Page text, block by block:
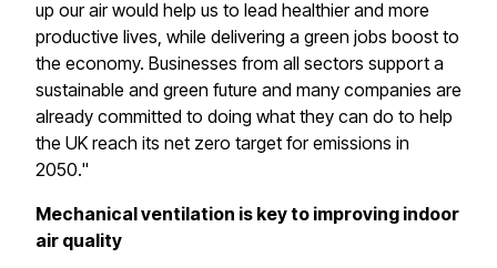
up our air would help us to lead healthier and more
productive lives, while delivering a green jobs boost to
the economy. Businesses from all sectors support a
sustainable and green future and many companies are
already committed to doing what they can do to help
the UK reach its net zero target for emissions in
2050."​​​​‌ ‍ ​‍​‍‌‍ ‌ ​‍‌‍‍‌‌‍‌ ‌‍‍‌‌‍ ‍​‍​‍​ ‍‍​‍​‍‌ ​ ‌‍​‌‌‍ ‍‌‍‍‌‌ ‌​‌ ‍‌​‍ ‍‌‍‍‌‌‍ ​‍​‍​‍ ​​‍​‍‌‍‍​‌ ​‍‌‍‌‌‌‍‌‍​‍​‍​ ‍‍​‍​‍​‍ ‌‍​‌‌‍‌​‌‍ ‌‌‍‍‌‌‍ ‍​‍ ‌‍‍‌‌‍ ‍‌ ‌​‌‍‌‌‌‍ ‍‌ ‌​​‍ ‌‍‌‌‌‍‌​‌‍‍‌‌ ‌​​‍ ‌‍ ‌‌‍ ‌‍‌​‌‍‌‌​ ‌‌ ​​‌ ​‍‌‍‌‌‌ ​ ‌‍‌‌‌‍ ‍‌ ‌​‌‍​‌‌ ‌​‌‍‍‌‌‍ ‌‍ ‍​ ‍ ‌‍‍‌‌‍‌​​ ‌​ ‌‍​ ‌​​ ‍‌‌‍​‌‌‍​ ​ ‌ ​ ‍​​ ​ ​‍ ‌‌‍​ ​ ​​​ ‌‌​ ‌​​‍ ‌​ ‌​‌‍‌​​ ‍​​ ‍‌​‍ ‌​ ‍‌​ ‌‌‌‍​‌​ ​​​‍ ‌​ ‌‌‌‍‌‌​ ​‍​ ‌​​ ‍‌​ ​‌​ ‌ ‌‍‌‍​ ‌​​ ‍​​ ‍‌​ ‌‌​ ‍ ‌ ‌​‌ ‍‌‌ ​​‌‍‌‌​ ‌‌ ​​‌‍ ‌ ​ ‌ ‌​​ ‍ ‌ ​​‌‍​‌‌ ‌​‌‍‍​​ ‌‌‍​ ‌‍ ‌‍ ‍‌ ‌​‌‍‌‌‌‍ ‍‌ ‌​​‍‌‌​ ‌‌‌​​‍‌‌ ‌‍‍ ‌‍‌‌‌ ‍‌​‍‌‌​ ​ ‌​‌​​‍‌‌​ ​ ‌​‌​​‍‌‌​ ​‍​ ​‍​ ‌​‌‍​ ‌‍​‌​ ​​‌‍‌‌‌‍​‍‌‍‌‍​ ‍‌‌‍​‌‌‍‌‌​ ‌‍​ ​ ​‍‌‌​ ​‍​ ​‍​‍‌‌​ ‌‌‌​‌​​‍ ‍‌‍​ ‌‍‍​‌‍‍‌‌‍ ​‌‍‌​‌ ​‍‌‍‌‌‌‍ ‍​‍‌‌​ ‌‌‌​​‍‌‌ ‌‍‍ ‌‍‌‌‌ ‍‌​‍‌‌​ ​ ‌​‌​​‍‌‌​ ​ ‌​‌​​‍‌‌​ ​‍​ ​‍​ ‍‌​ ‌​‌‍​ ‌‍​‍​ ​​​ ‍​​ ‌​​ ‌​‌‍‌​​ ‌‌​ ‌ ‌‍​ ​‍‌‌​ ​‍​ ​‍​‍‌‌​ ‌‌‌​‌​​‍ ‍‌ ‌​‌‍‌‌‌ ‍​‌ ‌​​ ‌‍​‍‌‍​‌‌ ​ ‌‍‌‌‌‌‌‌‌ ​‍‌‍ ​​ ‌​‍‌‌​ ​‍‌​‌‍‌‍​‌‌‍‌​‌‍ ‌‌‍‍‌‌‍ ‍​‍‌‍‌‍‍‌‌‍‌​​ ‌​ ‌‍​ ‌​​ ‍‌‌‍​‌‌‍​ ​ ‌ ​ ‍​​ ​ ​‍ ‌‌‍​ ​ ​​​ ‌‌​ ‌​​‍ ‌​ ‌​‌‍‌​​ ‍​​ ‍‌​‍ ‌​ ‍‌​ ‌‌‌‍​‌​ ​​​‍ ‌​ ‌‌‌‍‌‌​ ​‍​ ‌​​ ‍‌​ ​‌​ ‌ ‌‍‌‍​ ‌​​ ‍​​ ‍‌​ ‌‌​‍‌‍‌ ‌​‌ ‍‌‌ ​​‌‍‌‌​ ‌‌ ​​‌‍ ‌ ​ ‌ ‌​​‍‌‍‌ ​​‌‍​‌‌ ‌​‌‍‍​​ ‌‌‍​ ‌‍ ‌‍ ‍‌ ‌​‌‍‌‌‌‍ ‍‌ ‌​​‍‌‌​ ‌‌‌​​‍‌‌ ‌‍‍ ‌‍‌‌‌ ‍‌​‍‌‌​ ​ ‌​‌​​‍‌‌​ ​ ‌​‌​​‍‌‌​ ​‍​ ​‍​ ‌​‌‍​ ‌‍​‌​ ​​‌‍‌‌‌‍​‍‌‍‌‍​ ‍‌‌‍​‌‌‍‌‌​ ‌‍​ ​ ​‍‌‌​ ​‍​ ​‍​‍‌‌​ ‌‌‌​‌​​‍ ‍‌‍​ ‌‍‍​‌‍‍‌‌‍ ​‌‍‌​‌ ​‍‌‍‌‌‌‍ ‍​‍‌‌​ ‌‌‌​​‍‌‌ ‌‍‍ ‌‍‌‌‌ ‍‌​‍‌‌​ ​ ‌​‌​​‍‌‌​ ​ ‌​‌​​‍‌‌​ ​‍​ ​‍​ ‍‌​ ‌​‌‍​ ‌‍​‍​ ​​​ ‍​​ ‌​​ ‌​‌‍‌​​ ‌‌​ ‌ ‌‍​ ​‍‌‌​ ​‍​ ​‍​‍‌‌​ ‌‌‌​‌​​‍ ‍‌ ‌​‌‍‌‌‌ ‍​‌ ‌​​‍​‍‌ ‌
Mechanical ventilation is key to improving indoor
air quality​​​​‌ ‍ ​‍​‍‌‍ ‌ ​‍‌‍‍‌‌‍‌ ‌‍‍‌‌‍ ‍​‍​‍​ ‍‍​‍​‍‌ ​ ‌‍​‌‌‍ ‍‌‍‍‌‌ ‌​‌ ‍‌​‍ ‍‌‍‍‌‌‍ ​‍​‍​‍ ​​‍​‍‌‍‍​‌ ​‍‌‍‌‌‌‍‌‍​‍​‍​ ‍‍​‍​‍​‍ ‌‍​‌‌‍‌​‌‍ ‌‌‍‍‌‌‍ ‍​‍ ‌‍‍‌‌‍ ‍‌ ‌​‌‍‌‌‌‍ ‍‌ ‌​​‍ ‌‍‌‌‌‍‌​‌‍‍‌‌ ‌​​‍ ‌‍ ‌‌‍ ‌‍‌​‌‍‌‌​ ‌‌ ​​‌ ​‍‌‍‌‌‌ ​ ‌‍‌‌‌‍ ‍‌ ‌​‌‍​‌‌ ‌​‌‍‍‌‌‍ ‌‍ ‍​ ‍ ‌‍‍‌‌‍‌​​ ‌​ ‌‍​ ‌​​ ‍‌‌‍​‌‌‍​ ​ ‌ ​ ‍​​ ​ ​‍ ‌‌‍​ ​ ​​​ ‌‌​ ‌​​‍ ‌​ ‌​‌‍‌​​ ‍​​ ‍‌​‍ ‌​ ‍‌​ ‌‌‌‍​‌​ ​​​‍ ‌​ ‌‌‌‍‌‌​ ​‍​ ‌​​ ‍‌​ ​‌​ ‌ ‌‍‌‍​ ‌​​ ‍​​ ‍‌​ ‌‌​ ‍ ‌ ‌​‌ ‍‌‌ ​​‌‍‌‌​ ‌‌ ​​‌‍ ‌ ​ ‌ ‌​​ ‍ ‌ ​​‌‍​‌‌ ‌​‌‍‍​​ ‌‌‍​ ‌‍ ‌‍ ‍‌ ‌​‌‍‌‌‌‍ ‍‌ ‌​​‍‌‌​ ‌‌‌​​‍‌‌ ‌‍‍ ‌‍‌‌‌ ‍‌​‍‌‌​ ​ ‌​‌​​‍‌‌​ ​ ‌​‌​​‍‌‌​ ​‍​ ​‍​ ‍‌​ ‌‌​ ​‍​ ​‌​ ​ ​ ​ ​ ‌​​ ​ ​ ‌​‌‍​‌‌‍​‌​ ​ ​‍‌‌​ ​‍​ ​‍​‍‌‌​ ‌‌‌​‌​​‍ ‍‌‍​ ‌‍‍​‌‍‍‌‌‍ ​‌‍‌​‌ ​‍‌‍‌‌‌‍ ‍​‍‌‌​ ‌‌‌​​‍‌‌ ‌‍‍ ‌‍‌‌‌ ‍‌​‍‌‌​ ​ ‌​‌​​‍‌‌​ ​ ‌​‌​​‍‌‌​ ​‍​ ​‍‌‍​ ​ ‌‌​ ‌‍‌‍‌‌​ ​​​ ‌​​ ‌ ​ ​‍​ ​‍‌‍​ ​ ​‌​ ​ ​‍‌‌​ ​‍​ ​‍​‍‌‌​ ‌‌‌​‌​​‍ ‍‌ ‌​‌‍‌‌‌ ‍​‌ ‌​​ ‌‍​‍‌‍​‌‌ ​ ‌‍‌‌‌‌‌‌‌ ​‍‌‍ ​​ ‌​‍‌‌​ ​‍‌​‌‍‌‍​‌‌‍‌​‌‍ ‌‌‍‍‌‌‍ ‍​‍‌‍‌‍‍‌‌‍‌​​ ‌​ ‌‍​ ‌​​ ‍‌‌‍​‌‌‍​ ​ ‌ ​ ‍​​ ​ ​‍ ‌‌‍​ ​ ​​​ ‌‌​ ‌​​‍ ‌​ ‌​‌‍‌​​ ‍​​ ‍‌​‍ ‌​ ‍‌​ ‌‌‌‍​‌​ ​​​‍ ‌​ ‌‌‌‍‌‌​ ​‍​ ‌​​ ‍‌​ ​‌​ ‌ ‌‍‌‍​ ‌​​ ‍​​ ‍‌​ ‌‌​‍‌‍‌ ‌​‌ ‍‌‌ ​​‌‍‌‌​ ‌‌ ​​‌‍ ‌ ​ ‌ ‌​​‍‌‍‌ ​​‌‍​‌‌ ‌​‌‍‍​​ ‌‌‍​ ‌‍ ‌‍ ‍‌ ‌​‌‍‌‌‌‍ ‍‌ ‌​​‍‌‌​ ‌‌‌​​‍‌‌ ‌‍‍ ‌‍‌‌‌ ‍‌​‍‌‌​ ​ ‌​‌​​‍‌‌​ ​ ‌​‌​​‍‌‌​ ​‍​ ​‍​ ‍‌​ ‌‌​ ​‍​ ​‌​ ​ ​ ​ ​ ‌​​ ​ ​ ‌​‌‍​‌‌‍​‌​ ​ ​‍‌‌​ ​‍​ ​‍​‍‌‌​ ‌‌‌​‌​​‍ ‍‌‍​ ‌‍‍​‌‍‍‌‌‍ ​‌‍‌​‌ ​‍‌‍‌‌‌‍ ‍​‍‌‌​ ‌‌‌​​‍‌‌ ‌‍‍ ‌‍‌‌‌ ‍‌​‍‌‌​ ​ ‌​‌​​‍‌‌​ ​ ‌​‌​​‍‌‌​ ​‍​ ​‍‌‍​ ​ ‌‌​ ‌‍‌‍‌‌​ ​​​ ‌​​ ‌ ​ ​‍​ ​‍‌‍​ ​ ​‌​ ​ ​‍‌‌​ ​‍​ ​‍​‍‌‌​ ‌‌‌​‌​​‍ ‍‌ ‌​‌‍‌‌‌ ‍​‌ ‌​​‍​‍‌ ‌